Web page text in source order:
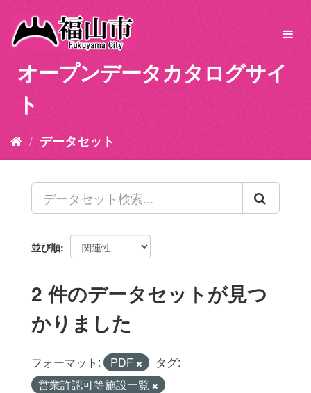
オープンデータカタログサイ
ト
データセット
並び順
2 件のデータセットが見つ
かりました
フォーマット: PDF
タグ:
営業許認可等施設一覧